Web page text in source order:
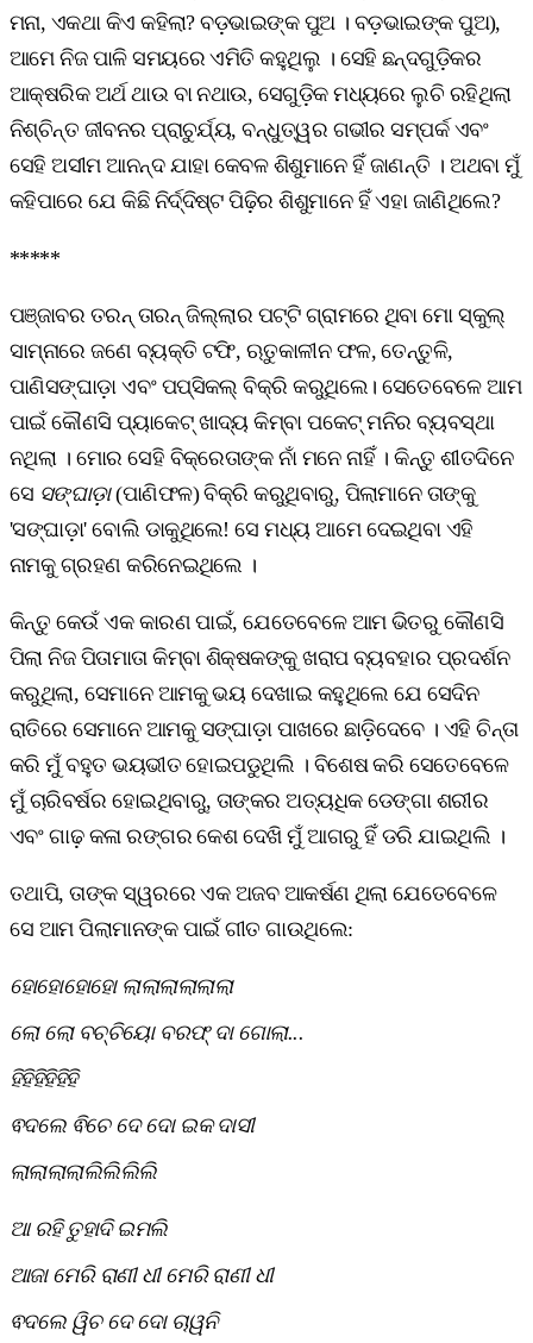
ମନା, ଏକଥା କିଏ କହିଲା? ବଡ଼ଭାଇଙ୍କ ପୁଅ । ବଡ଼ଭାଇଙ୍କ ପୁଅ),
ଆମେ ନିଜ ପାଳି ସମୟରେ ଏମିତି କହୁଥିଲୁ । ସେହି ଛନ୍ଦଗୁଡ଼ିକର
ଆକ୍ଷରିକ ଅର୍ଥ ଥାଉ ବା ନଥାଉ, ସେଗୁଡ଼ିକ ମଧ୍ୟରେ ଲୁଚି ରହିଥିଲା
ନିଶ୍ଚିନ୍ତ ଜୀବନର ପ୍ରାଚୁର୍ଯ୍ୟ, ବନ୍ଧୁତ୍ୱର ଗଭୀର ସମ୍ପର୍କ ଏବଂ
ସେହି ଅସୀମ ଆନନ୍ଦ ଯାହା କେବଳ ଶିଶୁମାନେ ହିଁ ଜାଣନ୍ତି । ଅଥବା ମୁଁ
କହିପାରେ ଯେ କିଛି ନିର୍ଦ୍ଦିଷ୍ଟ ପିଢ଼ିର ଶିଶୁମାନେ ହିଁ ଏହା ଜାଣିଥିଲେ?
*****
ପଞ୍ଜାବର ତରନ୍ ତାରନ୍ ଜିଲ୍ଲାର ପଟ୍ଟି ଗ୍ରାମରେ ଥିବା ମୋ ସ୍କୁଲ୍
ସାମ୍ନାରେ ଜଣେ ବ୍ୟକ୍ତି ଟଫି, ଋତୁକାଳୀନ ଫଳ, ତେନ୍ତୁଳି,
ପାଣିସଙ୍ଘାଡ଼ା ଏବଂ ପପ୍‌ସିକଲ୍ ବିକ୍ରି କରୁଥିଲେ। ସେତେବେଳେ ଆମ
ପାଇଁ କୌଣସି ପ୍ୟାକେଟ୍ ଖାଦ୍ୟ କିମ୍ବା ପକେଟ୍ ମନିର ବ୍ୟବସ୍ଥା
ନଥିଲା । ମୋର ସେହି ବିକ୍ରେତାଙ୍କ ନାଁ ମନେ ନାହିଁ । କିନ୍ତୁ ଶୀତଦିନେ
ସେ ସଙ୍ଘାଡ଼ା(ପାଣିଫଳ) ବିକ୍ରି କରୁଥିବାରୁ, ପିଲାମାନେ ତାଙ୍କୁ
'ସଙ୍ଘାଡ଼ା' ବୋଲି ଡାକୁଥିଲେ! ସେ ମଧ୍ୟ ଆମେ ଦେଇଥିବା ଏହି
ନାମକୁ ଗ୍ରହଣ କରିନେଇଥିଲେ ।
କିନ୍ତୁ କେଉଁ ଏକ କାରଣ ପାଇଁ, ଯେତେବେଳେ ଆମ ଭିତରୁ କୌଣସି
ପିଲା ନିଜ ପିତାମାତା କିମ୍ବା ଶିକ୍ଷକଙ୍କୁ ଖରାପ ବ୍ୟବହାର ପ୍ରଦର୍ଶନ
କରୁଥିଲା, ସେମାନେ ଆମକୁ ଭୟ ଦେଖାଇ କହୁଥିଲେ ଯେ ସେଦିନ
ରାତିରେ ସେମାନେ ଆମକୁ ସଙ୍ଘାଡ଼ା ପାଖରେ ଛାଡ଼ିଦେବେ । ଏହି ଚିନ୍ତା
କରି ମୁଁ ବହୁତ ଭୟଭୀତ ହୋଇପଡୁଥିଲି । ବିଶେଷ କରି ସେତେବେଳେ
ମୁଁ ଚାରିବର୍ଷର ହୋଇଥିବାରୁ, ତାଙ୍କର ଅତ୍ୟଧିକ ଡେଙ୍ଗା ଶରୀର
ଏବଂ ଗାଢ଼ କଳା ରଙ୍ଗର କେଶ ଦେଖି ମୁଁ ଆଗରୁ ହିଁ ଡରି ଯାଇଥିଲି ।
ତଥାପି, ତାଙ୍କ ସ୍ୱରରେ ଏକ ଅଜବ ଆକର୍ଷଣ ଥିଲା ଯେତେବେଳେ
ସେ ଆମ ପିଲାମାନଙ୍କ ପାଇଁ ଗୀତ ଗାଉଥିଲେ:
ହୋହୋହୋହୋ ଲାଲାଲାଲାଲାଲା
ଲୋ ଲୋ ବଚ୍ଚିୟୋ ବରଫ୍ ଦା ଗୋଲା...
ହିହିହିହିହିହି
ଵଦଲେ ଵିଚେ ଦେ ଦୋ ଇକ ଦାସୀ
ଲାଲାଲାଲାଲିଲିଲିଲି
ଆ ରହି ତୁହାଦି ଇମଲି
ଆଜା ମେରି ରାଣୀ ଧୀ ମେରି ରାଣୀ ଧୀ
ଵଦଲେ ୱିଚ ଦେ ଦୋ ଚାୱନି